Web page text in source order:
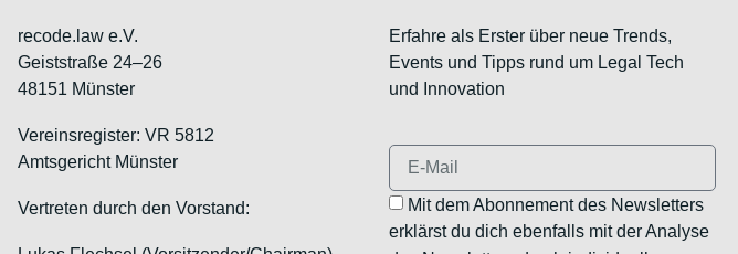
recode.law e.V.
Geiststraße 24–26
48151 Münster
Vereinsregister: VR 5812
Amtsgericht Münster
Vertreten durch den Vorstand:
Erfahre als Erster über neue Trends,
Events und Tipps rund um Legal Tech
und Innovation
Mit dem Abonnement des Newsletters
erklärst du dich ebenfalls mit der Analyse